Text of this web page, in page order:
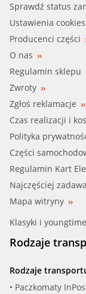
Sprawdź status
Ustawienia cookies
Producenci części
O nas
Regulamin sklepu
Zwroty
Zgłoś reklamacje
Czas realizacji i
Polityka
Części
Regulamin Kart
Najczęściej
Mapa witryny
Klasyki i
Rodzaje
Rodzaje
• Paczkomaty